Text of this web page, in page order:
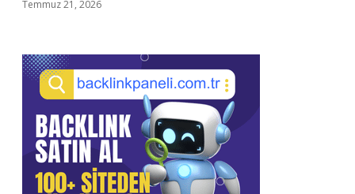
Temmuz 21, 2026